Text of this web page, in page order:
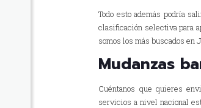
Todo esto además podría
clasificación selectiva para
somos los más buscados en
Mudanzas
Cuéntanos que quieres
servicios a nivel nacional